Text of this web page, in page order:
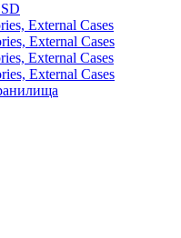
External Cases
External Cases
External Cases
External Cases